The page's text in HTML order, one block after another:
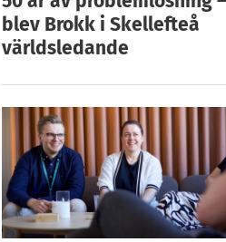
blev Brokk i Skellefteå
världsledande